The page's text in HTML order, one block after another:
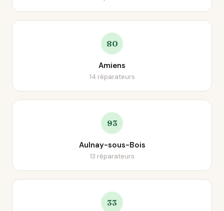
80
Amiens
14 réparateurs
93
Aulnay-sous-Bois
13 réparateurs
33